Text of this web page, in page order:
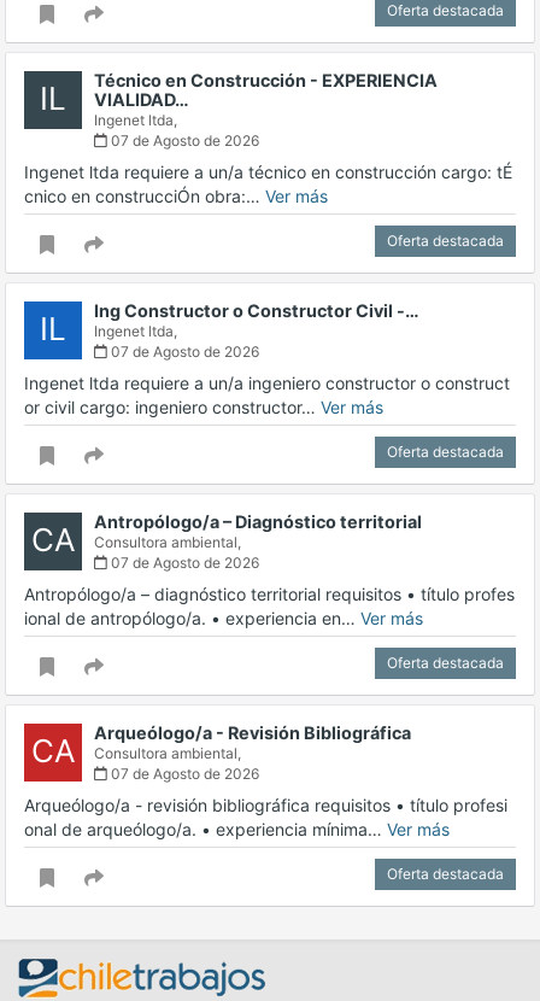
Oferta destacada
IL
Técnico en Construcción - EXPERIENCIA
VIALIDAD…
Ingenet ltda,
07 de Agosto de 2026
Ingenet ltda requiere a un/a técnico en construcción cargo: tÉ
cnico en construcciÓn obra:… Ver más
Oferta destacada
IL Ing Constructor o Constructor Civil -…
Ingenet ltda,
07 de Agosto de 2026
Ingenet ltda requiere a un/a ingeniero constructor o construct
or civil cargo: ingeniero constructor… Ver más
Oferta destacada
CA Antropólogo/a – Diagnóstico territorial
Consultora ambiental,
07 de Agosto de 2026
Antropólogo/a – diagnóstico territorial requisitos • título profes
ional de antropólogo/a. • experiencia en… Ver más
Oferta destacada
CA Arqueólogo/a - Revisión Bibliográfica
Consultora ambiental,
07 de Agosto de 2026
Arqueólogo/a - revisión bibliográfica requisitos • título profesi
onal de arqueólogo/a. • experiencia mínima… Ver más
Oferta destacada